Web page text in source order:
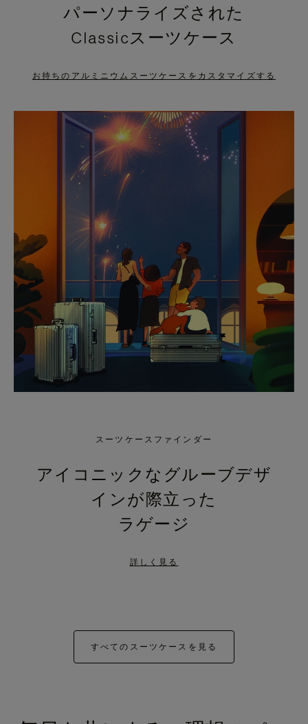
PRESS
PAUSE
PRESS
TO
UNMUTE
パーソナライズされた
Classicスーツケース
お持ちのアルミニウムスーツケースをカスタマイズする
スーツケースファインダー
アイコニックなグルーブデザ
インが際立った
ラゲージ
詳しく見る
すべてのスーツケースを見る